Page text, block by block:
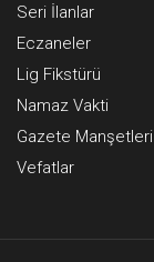
Seri İlanlar
Eczaneler
Lig Fikstürü
Namaz Vakti
Gazete Manşetleri
Vefatlar